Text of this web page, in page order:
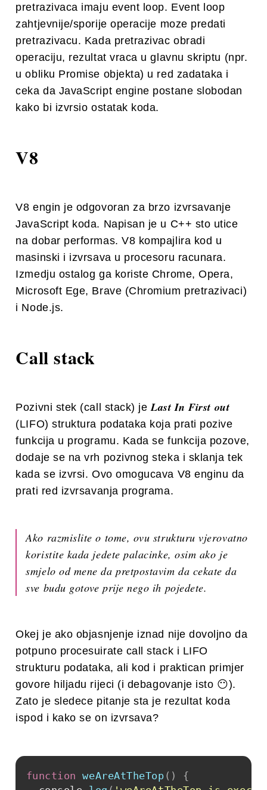
pretrazivaca imaju event loop. Event loop
zahtjevnije/sporije operacije moze predati
pretrazivacu. Kada pretrazivac obradi
operaciju, rezultat vraca u glavnu skriptu (npr.
u obliku Promise objekta) u red zadataka i
ceka da JavaScript engine postane slobodan
kako bi izvrsio ostatak koda.
V8
V8 engin je odgovoran za brzo izvrsavanje
JavaScript koda. Napisan je u C++ sto utice
na dobar performas. V8 kompajlira kod u
masinski i izvrsava u procesoru racunara.
Izmedju ostalog ga koriste Chrome, Opera,
Microsoft Ege, Brave (Chromium pretrazivaci)
i Node.js.
Call stack
Pozivni stek (call stack) jeLast In First out
(LIFO) struktura podataka koja prati pozive
funkcija u programu. Kada se funkcija pozove,
dodaje se na vrh pozivnog steka i sklanja tek
kada se izvrsi. Ovo omogucava V8 enginu da
prati red izvrsavanja programa.
Ako razmislite o tome, ovu strukturu vjerovatno
koristite kada jedete palacinke, osim ako je
smjelo od mene da pretpostavim da cekate da
sve budu gotove prije nego ih pojedete.
Okej je ako objasnjenje iznad nije dovoljno da
potpuno procesuirate call stack i LIFO
strukturu podataka, ali kod i praktican primjer
govore hiljadu rijeci (i debagovanje isto 😶).
Zato je sledece pitanje sta je rezultat koda
ispod i kako se on izvrsava?
function weAreAtTheTop ( )
{